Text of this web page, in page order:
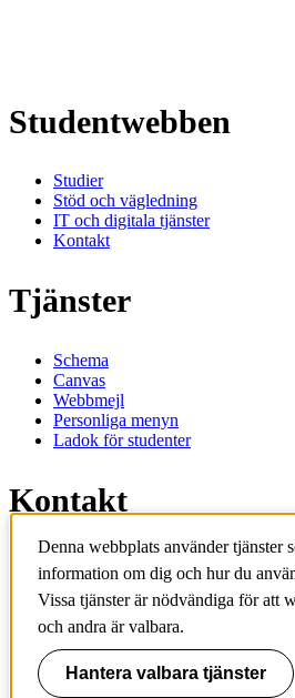
Studentwebben
Studier
Stöd och vägledning
IT och digitala tjänster
Kontakt
Tjänster
Schema
Canvas
Webbmejl
Personliga menyn
Ladok för studenter
Kontakt
Kontakta utbildningsprogram
Kontakta kurs
IT-support
KTH Entré
KTH
Denna webbplats använder tjänster
information om dig och hur du
Vissa tjänster är nödvändiga för att
och andra är valbara.
Hantera valbara tjänster